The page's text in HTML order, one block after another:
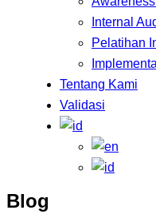
Internal
Pelatihan
Tentang Kami
Validasi
Blog